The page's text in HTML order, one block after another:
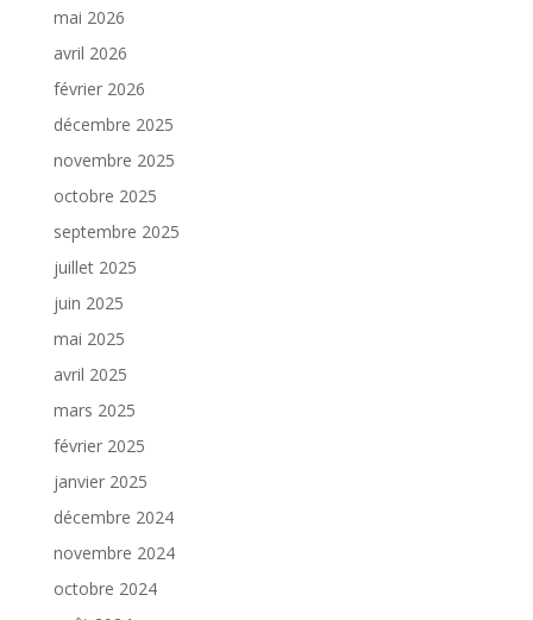
mai 2026
avril 2026
février 2026
décembre 2025
novembre 2025
octobre 2025
septembre 2025
juillet 2025
juin 2025
mai 2025
avril 2025
mars 2025
février 2025
janvier 2025
décembre 2024
novembre 2024
octobre 2024